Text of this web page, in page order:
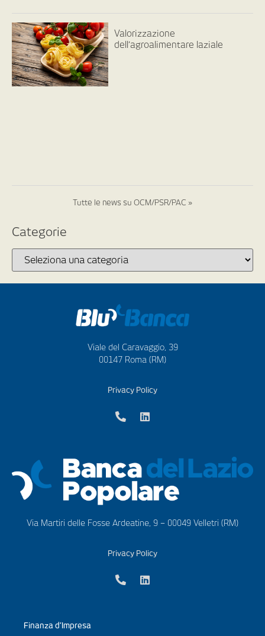
Valorizzazione
dell’agroalimentare laziale
Tutte le news su OCM/PSR/PAC »
Categorie
Viale del Caravaggio, 39
00147 Roma (RM)
Privacy Policy
Via Martiri delle Fosse Ardeatine, 9 – 00049 Velletri (RM)
Privacy Policy
Finanza d’Impresa